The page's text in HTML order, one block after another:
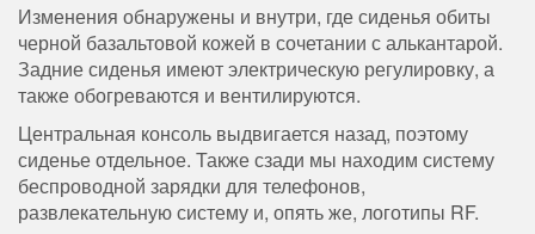
Изменения обнаружены и внутри, где сиденья обиты
черной базальтовой кожей в сочетании с алькантарой.
Задние сиденья имеют электрическую регулировку, а
также обогреваются и вентилируются.
Центральная консоль выдвигается назад, поэтому
сиденье отдельное. Также сзади мы находим систему
беспроводной зарядки для телефонов,
развлекательную систему и, опять же, логотипы RF.